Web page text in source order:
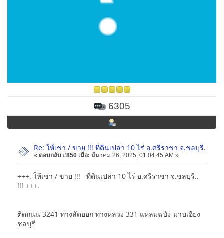
6305
Re: ให้เช่า / ขาย !!! ที่ดินเปล่า 10 ไร่ อ.ศรีราชา จ.ชลบุรี.
« ตอบกลับ #850 เมื่อ: มีนาคม 26, 2025, 01:04:45 AM »
+++. ให้เช่า / ขาย !!! ที่ดินเปล่า 10 ไร่ อ.ศรีราชา จ.ชลบุรี..
!!! +++.
ติดถนน 3241 ทางลัดออก ทางหลวง 331 แหลมฉบัง-มาบเอียง
ชลบุรี